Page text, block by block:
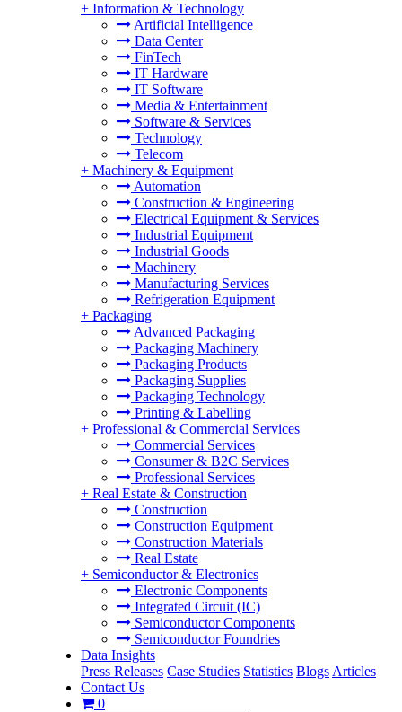
+ Information & Technology
Artificial Intelligence
Data Center
FinTech
IT Hardware
IT Software
Media & Entertainment
Software & Services
Technology
Telecom
+ Machinery & Equipment
Automation
Construction & Engineering
Electrical Equipment & Services
Industrial Equipment
Industrial Goods
Machinery
Manufacturing Services
Refrigeration Equipment
+ Packaging
Advanced Packaging
Packaging Machinery
Packaging Products
Packaging Supplies
Packaging Technology
Printing & Labelling
+ Professional & Commercial Services
Commercial Services
Consumer & B2C Services
Professional Services
+ Real Estate & Construction
Construction
Construction Equipment
Construction Materials
Real Estate
+ Semiconductor & Electronics
Electronic Components
Integrated Circuit (IC)
Semiconductor Components
Semiconductor Foundries
Data Insights
Press Releases Case Studies Statistics Blogs Articles
Contact Us
0